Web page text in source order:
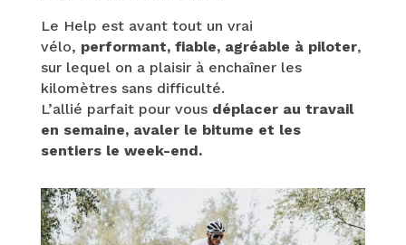
Le Help est avant tout un vrai
vélo, performant, fiable, agréable à piloter,
sur lequel on a plaisir à enchaîner les
kilomètres sans difficulté.
L’allié parfait pour vous déplacer au travail
en semaine, avaler le bitume et les
sentiers le week-end.